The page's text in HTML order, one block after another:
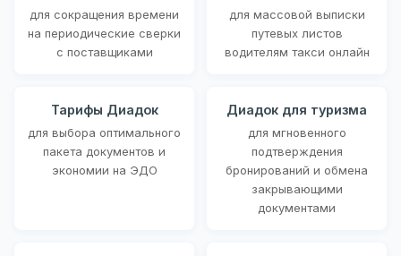
для сокращения времени
на периодические сверки
с поставщиками
для массовой выписки
путевых листов
водителям такси онлайн
Тарифы Диадок
для выбора оптимального
пакета документов и
экономии на ЭДО
Диадок для туризма
для мгновенного
подтверждения
бронирований и обмена
закрывающими
документами